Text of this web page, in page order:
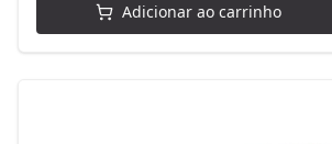
Adicionar ao carrinho